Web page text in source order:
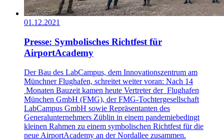
01.12.2021
Presse: Symbolisches Richtfest für
AirportAcademy
Der Bau des LabCampus, dem Innovationszentrum am
Münchner Flughafen, schreitet weiter voran: Nach 14
Monaten Bauzeit kamen heute Vertreter der Flughafen
München GmbH (FMG), der FMG-Tochtergesellschaft
LabCampus GmbH sowie Repräsentanten des
Generalunternehmers Züblin in einem pandemiebedingt
kleinen Rahmen zu einem symbolischen Richtfest für die
neue AirportAcademy an der Nordallee zusammen.